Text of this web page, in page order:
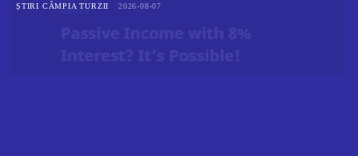
ȘTIRI CÂMPIA TURZII 2026-08-07